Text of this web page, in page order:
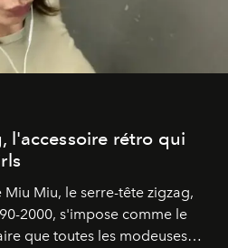
l'accessoire rétro qui
Miu, le serre-tête zigzag,
2000, s'impose comme le
que toutes les modeuses